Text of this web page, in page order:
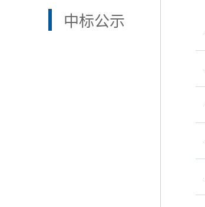
中标公示